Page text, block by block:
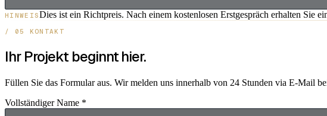
HINWEISDies ist ein Richtpreis. Nach einem kostenlosen Erstgespräch erhalten Sie
/ 05 KONTAKT
Ihr Projekt beginnt hier.
Füllen Sie das Formular aus. Wir melden uns innerhalb von 24 Stunden via E-Mail
Vollständiger Name *